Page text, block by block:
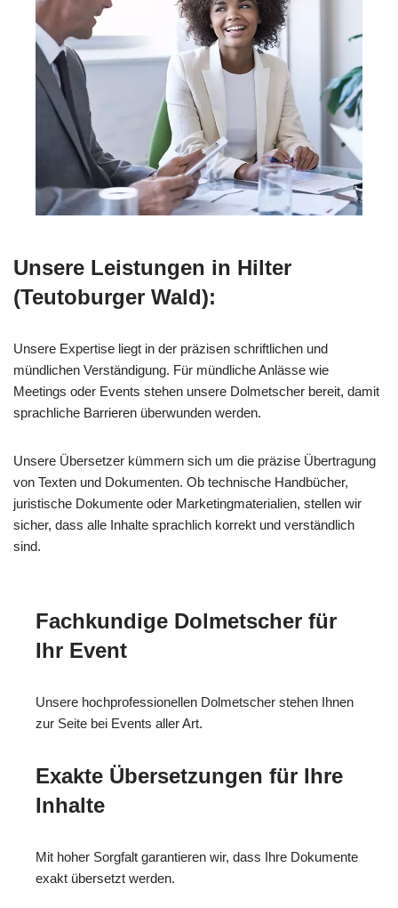
Unsere Leistungen in Hilter
(Teutoburger Wald):
Unsere Expertise liegt in der präzisen schriftlichen und
mündlichen Verständigung. Für mündliche Anlässe wie
Meetings oder Events stehen unsere Dolmetscher bereit, damit
sprachliche Barrieren überwunden werden.
Unsere Übersetzer kümmern sich um die präzise Übertragung
von Texten und Dokumenten. Ob technische Handbücher,
juristische Dokumente oder Marketingmaterialien, stellen wir
sicher, dass alle Inhalte sprachlich korrekt und verständlich
sind.
Fachkundige Dolmetscher für
Ihr Event
Unsere hochprofessionellen Dolmetscher stehen Ihnen
zur Seite bei Events aller Art.
Exakte Übersetzungen für Ihre
Inhalte
Mit hoher Sorgfalt garantieren wir, dass Ihre Dokumente
exakt übersetzt werden.